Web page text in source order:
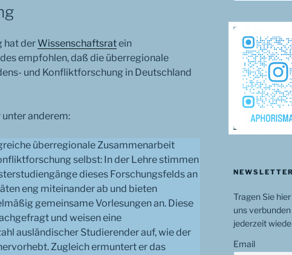
hat der Wissenschaftsratein
empfohlen, daß die überregionale
und Konfliktforschung in Deutschland
unter anderem:
überregionale Zusammenarbeit
selbst: In der Lehre stimmen
dieses Forschungsfelds an
eng miteinander ab und bieten
gemeinsame Vorlesungen an. Diese
und weisen eine
ausländischer Studierender auf, wie der
Zugleich ermuntert er das
Tragen Sie
uns
jederzeit
Email